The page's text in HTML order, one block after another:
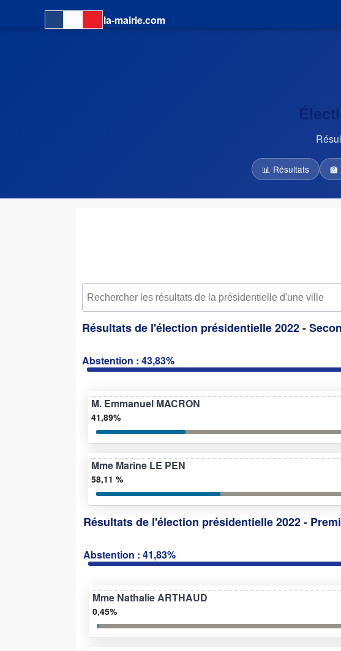
la-mairie.com
📊 Résultats 🏫
Résultats de l'élection présidentielle 2022 -
Abstention : 43,83%
M. Emmanuel MACRON
41,89%
Mme Marine LE PEN
58,11 %
Résultats de l'élection présidentielle 2022 -
Abstention : 41,83%
Mme Nathalie ARTHAUD
0,45%